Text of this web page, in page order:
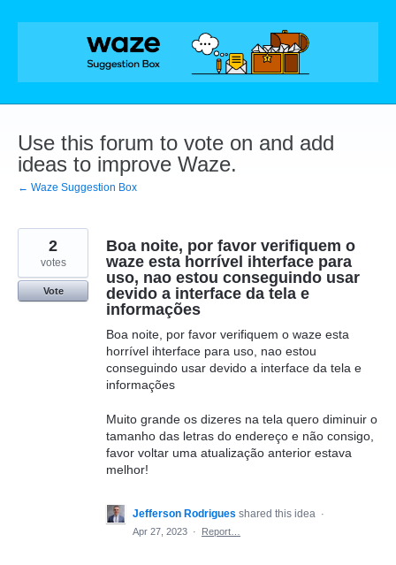
Skip
Use this forum to vote on and add
ideas to improve Waze.
← Waze Suggestion Box
Boa noite, por favor verifiquem o
waze esta horrível ihterface para
uso, nao estou conseguindo usar
devido a interface da tela e
informações
Boa noite, por favor verifiquem o waze esta
horrível ihterface para uso, nao estou
conseguindo usar devido a interface da tela e
informações
Muito grande os dizeres na tela quero diminuir o
tamanho das letras do endereço e não consigo,
favor voltar uma atualização anterior estava
melhor!
2
votes
Vote
Jefferson Rodrigues shared this idea
·
Apr 27, 2023 · Report…